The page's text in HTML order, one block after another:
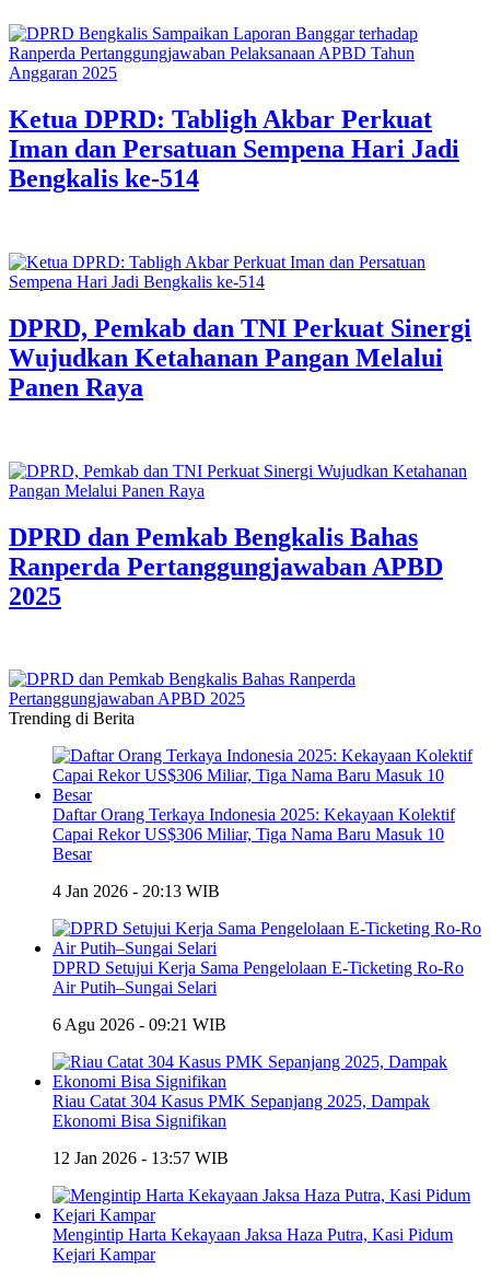
Ketua DPRD: Tabligh Akbar Perkuat
Iman dan Persatuan Sempena Hari Jadi
Bengkalis ke-514
DPRD, Pemkab dan TNI Perkuat Sinergi
Wujudkan Ketahanan Pangan Melalui
Panen Raya
DPRD dan Pemkab Bengkalis Bahas
Ranperda Pertanggungjawaban APBD
2025
Trending di Berita
Daftar Orang Terkaya Indonesia 2025: Kekayaan Kolektif
Capai Rekor US$306 Miliar, Tiga Nama Baru Masuk 10
Besar
4 Jan 2026 - 20:13 WIB
DPRD Setujui Kerja Sama Pengelolaan E-Ticketing Ro-Ro
Air Putih–Sungai Selari
6 Agu 2026 - 09:21 WIB
Riau Catat 304 Kasus PMK Sepanjang 2025, Dampak
Ekonomi Bisa Signifikan
12 Jan 2026 - 13:57 WIB
Mengintip Harta Kekayaan Jaksa Haza Putra, Kasi Pidum
Kejari Kampar